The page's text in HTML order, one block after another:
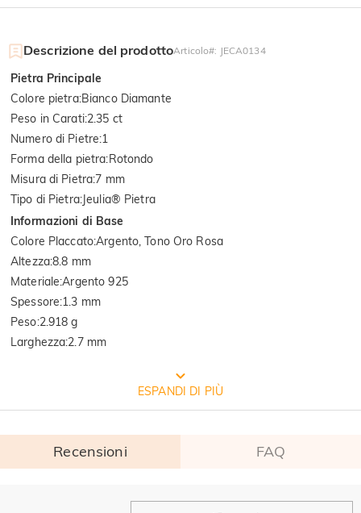
Descrizione del prodottoArticolo#: JECA0134
Pietra Principale
Colore pietra:Bianco Diamante
Peso in Carati:2.35 ct
Numero di Pietre:1
Forma della pietra:Rotondo
Misura di Pietra:7 mm
Tipo di Pietra:Jeulia® Pietra
Informazioni di Base
Colore Placcato:Argento, Tono Oro Rosa
Altezza:8.8 mm
Materiale:Argento 925
Spessore:1.3 mm
Peso:2.918 g
Larghezza:2.7 mm
CONFEZIONE GRATUITA JEULIA
ESPANDI DI PIÙ
Recensioni FAQ